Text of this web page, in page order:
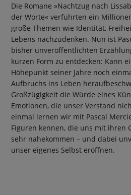
Die Romane »Nachtzug nach
der Worte« verführten ein
große Themen wie Identität,
Lebens nachzudenken. Nun ist
bisher unveröffentlichten
kurzen Form zu entdecken: Kann
Höhepunkt seiner Jahre noch
Aufbruchs ins Leben
Großzügigkeit die Würde eines
Emotionen, die unser Verstand
einmal lernen wir mit Pascal
Figuren kennen, die uns mit ihren
sehr nahekommen – und dabei
unser eigenes Selbst eröffnen.